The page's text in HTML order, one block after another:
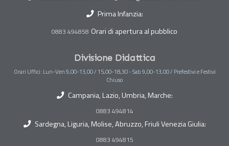
Prima Infanzia:
0883 494858 Orari di apertura al pubblico
Divisione Didattica
Orari Uffici: Lun-Ven 9,00-13,00 / 15,00-18,30 - Sab 9,00-13,00 / Prefestivi e Festivi
Chiuso
Campania, Lazio, Umbria, Marche:
0883 494814
Sardegna, Liguria, Molise, Abruzzo, Friuli Venezia Giulia:
0883 494815